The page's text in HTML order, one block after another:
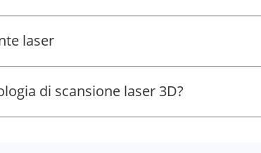
laser
di scansione laser 3D?